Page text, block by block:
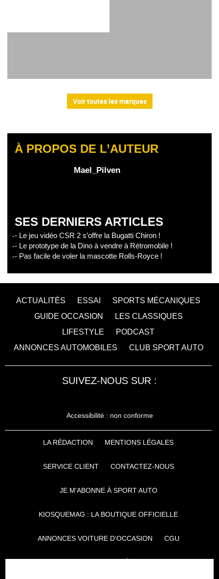
Voir toutes les marques
À PROPOS DE L’AUTEUR
Mael_Pilven
SES DERNIERS ARTICLES
- Le jeu vidéo CSR 2 s’offre la Bugatti Chiron !
- Le prototype de la Dino à vendre à Rétromobile !
- Pas facile de voler la mascotte Rolls-Royce !
ACTUALITÉS ESSAI
SPORTS MÉCANIQUES
GUIDE OCCASION
LES CLASSIQUES
LIFESTYLE
PODCAST
ANNONCES AUTOMOBILES
CLUB SPORT AUTO
SUIVEZ-NOUS SUR :
Accessibilité : non conforme
LA RÉDACTION MENTIONS LÉGALES
SERVICE CLIENT CONTACTEZ-NOUS
JE M'ABONNE À SPORT AUTO
KIOSQUEMAG : LA BOUTIQUE OFFICIELLE
ANNONCES VOITURE D’OCCASION CGU